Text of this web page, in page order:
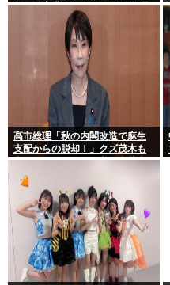
ます・空港あります 不人気な理
高市総理「秋の内閣改造で麻生
支配からの脱却！」クズ茂木も
壺ホークもクビの一方で壺萩生
田が復権へ